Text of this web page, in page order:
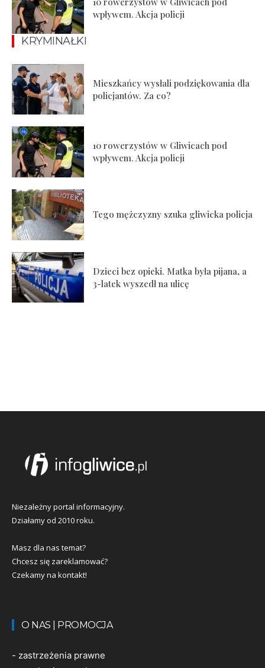
wpływem. Akcja policji
KRYMINAŁKI
Mieszkańcy wysłali podziękowania dla
policjantów. Za co?
10 rowerzystów w Gliwicach pod
wpływem. Akcja policji
Tego mężczyzny szuka gliwicka policja
Dzieci bez opieki. Matka była pijana, a
3-latek wyszedł na ulicę
Niezależny portal informacyjny.
Działamy od 2010 roku.
Masz dla nas temat?
Chcesz się zareklamować?
Czekamy na kontakt!
O NAS | PROMOCJA
- zastrzeżenia prawne